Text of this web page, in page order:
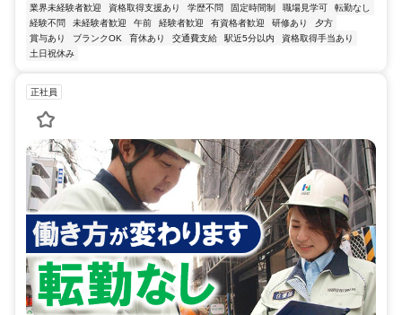
業界未経験者歓迎 資格取得支援あり 学歴不問 固定時間制 職場見学可
転勤なし
経験不問
未経験者歓迎 午前 経験者歓迎 有資格者歓迎 研修あり
夕方
賞与あり
ブランクOK 育休あり 交通費支給 駅近5分以内
資格取得手当あり
土日祝休み
正社員